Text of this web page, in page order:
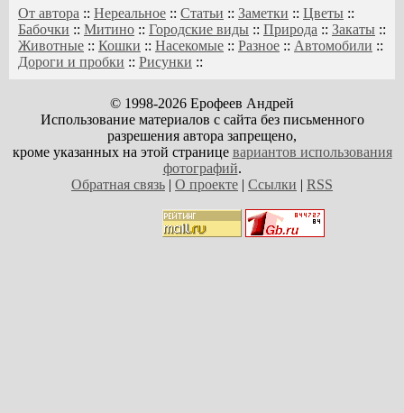
От автора :: Нереальное :: Статьи :: Заметки :: Цветы ::
Бабочки :: Митино :: Городские виды :: Природа :: Закаты ::
Животные :: Кошки :: Насекомые :: Разное :: Автомобили ::
Дороги и пробки :: Рисунки ::
© 1998-2026 Ерофеев Андрей
Использование материалов с сайта без письменного
разрешения автора запрещено,
кроме указанных на этой странице вариантов использования
фотографий.
Обратная связь | О проекте | Ссылки | RSS